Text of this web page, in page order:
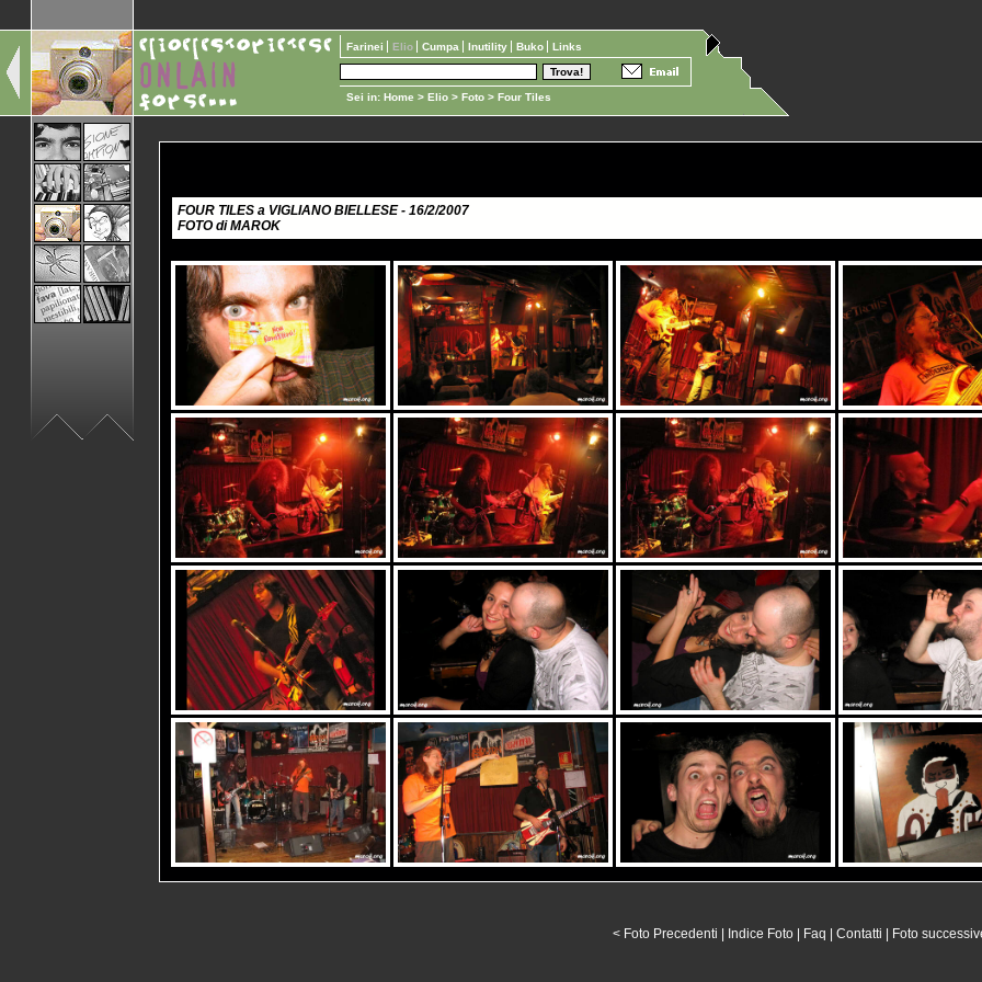
Sei in: Home > Elio > Foto > Four Tiles
Farinei Elio Cumpa Inutility Buko Links
FOUR TILES a VIGLIANO BIELLESE - 16/2/2007
FOTO di MAROK
< Foto Precedenti Indice Foto| Faq Contatti Foto